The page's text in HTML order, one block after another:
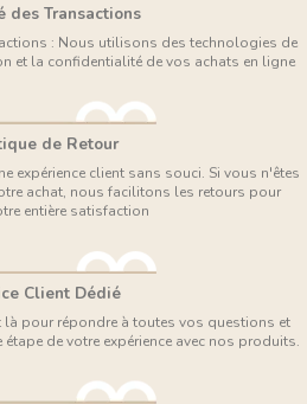
des Transactions
: Nous utilisons des technologies de
et la confidentialité de vos achats en ligne
de Retour
expérience client sans souci. Si vous n'êtes
achat, nous facilitons les retours pour
entière satisfaction
Client Dédié
là pour répondre à toutes vos questions et
de votre expérience avec nos produits.